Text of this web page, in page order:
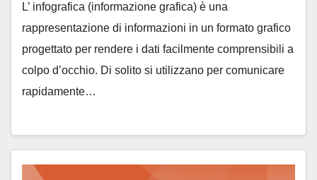
L’ infografica (informazione grafica) è una
rappresentazione di informazioni in un formato grafico
progettato per rendere i dati facilmente comprensibili a
colpo d’occhio. Di solito si utilizzano per comunicare
rapidamente…